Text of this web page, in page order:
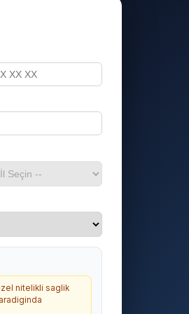
nitelikli saglik